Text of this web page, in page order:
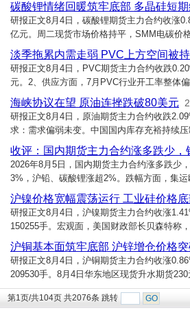
碳酸锂情绪回暖筑牢底部 多晶硅短
研报正文8月4日，碳酸锂期货主力合约收涨
亿元。周二现货市场价格持平，SMM电碳价
淡季拖累内需走弱 PVC上方空间被
研报正文8月4日，PVC期货主力合约收跌
元。2、供应方面，7月PVC行业开工率整体
海峡协议在望 原油连挫跌破80美元
研报正文8月4日，原油期货主力合约收跌
求：需求偏弱未变。中国国内库存充裕持续
收评：国内期货主力合约涨多跌少，
2026年8月5日，国内期货主力合约涨多跌少
3%，沪铅、碳酸锂涨超2%。跌幅方面，集
沪镍价格宽幅震荡运行 工业硅价格
研报正文8月4日，沪镍期货主力合约收涨
150255手。宏观面，美国财政部长贝森特称
沪铜基本面筑牢底部 沪锌增仓价格
研报正文8月4日，沪铜期货主力合约收涨
209530手。8月4日华东地区现货升水期货
第1页/共104页 共2076条 跳转